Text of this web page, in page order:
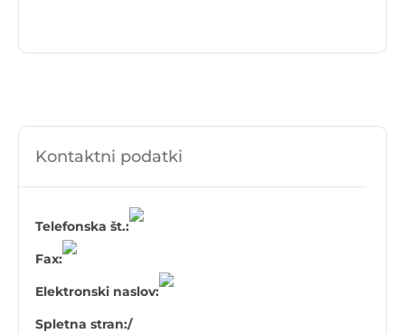
Kontaktni podatki
Telefonska št.:
Fax:
Elektronski naslov:
Spletna stran:/